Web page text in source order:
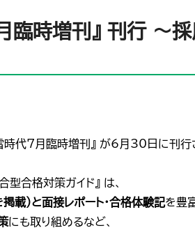
臨時増刊』 刊行 ～
時代7月臨時増刊』 が6月30日に刊行
合格対策ガイド』 は、
載）と面接レポート・合格体験記を豊
にも取り組めるなど、